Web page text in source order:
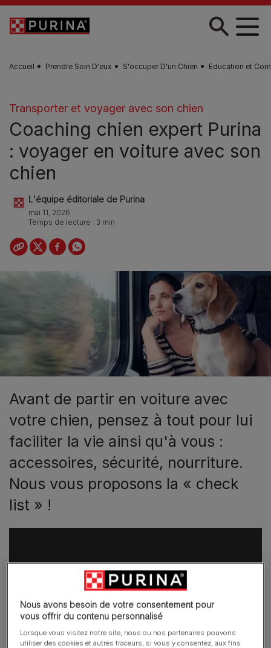
Skip to main content
Accueil Prendre Soin D'eux S'occuper D'un Chien Education et
Transporter et voyager avec son chien
Coaching chien expert Purina
: voyager en voiture avec son
chien
L'équipe éditoriale de Purina
mai 11, 2026
Temps de lecture : 3 min
Avant de partir en voiture avec
votre chien, pensez à tout pour lui
faciliter la vie ainsi qu'à vous :
accessoires, sécurité, nourriture.
Nous vous proposons la « check
list » !
Nous avons besoin de votre consentement pour
vous offrir du contenu personnalisé
Lorsque vous visitez notre site, nous ou nos partenaires pouvons
utiliser des cookies et autres traceurs, si vous y consentez, aux fins